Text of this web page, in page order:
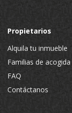
Propietarios
Alquila tu inmueble
Familias de acogida
FAQ
Contáctanos